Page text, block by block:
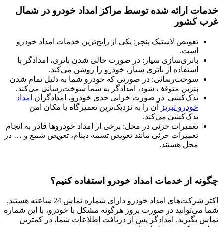
خدمات ارائه شده توسط مراکز امداد خودرو در شمال
غرب کشور
تعویض لاستیک پنچر: یکی از رایج‌ترین خدمات امداد خودرو
است.
باتری‌سازی سیار: در صورت خالی شدن باتری، امدادگر با
استفاده از باتری سیار، خودرو را روشن می‌کند.
سوخت‌رسانی: در صورتی که خودرو شما به دلیل تمام شدن
بنزین متوقف شود، امدادگر به شما سوخت‌رسانی می‌کند.
یدک‌کشی: در صورت خرابی جدی خودرو، امدادگران امداد
خودرو تبریز
آن را به نزدیک‌ترین تعمیرگاه یا مکان امن
یدک‌کشی می‌کند.
تعمیرات جزئی در محل: برخی از امداد خودروها قادر به انجام
تعمیرات جزئی مانند تعویض تسمه دینام، تعویض شمع و … در
محل هستند.
چگونه از خدمات امداد خودرو استفاده کنیم؟
اکثر شرکت‌های امداد خودرو دارای شماره تماس 24 ساعته هستند.
شما می‌توانید در صورت بروز هرگونه مشکل با خودرو، با این شماره
تماس بگیرید. امدادگر پس از دریافت اطلاعات شما، در کمترین